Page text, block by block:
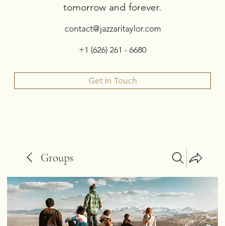
tomorrow and forever.
contact@jazzaritaylor.com
+1 (626) 261 - 6680
Get In Touch
Groups